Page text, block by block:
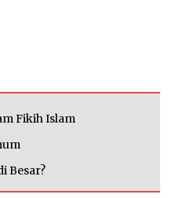
Fikih Islam
Besar?